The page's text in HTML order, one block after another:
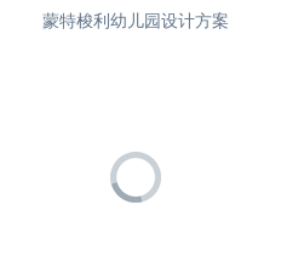
蒙特梭利幼儿园设计方案